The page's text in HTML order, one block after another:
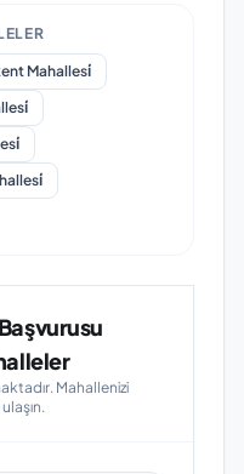
Mahallesi̇
Mahallenizi